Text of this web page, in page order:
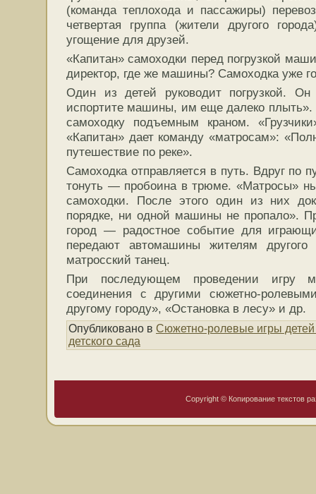
(команда теплохода и пассажиры)
четвертая группа (жители другого
угощение для друзей.
«Капитан» самоходки перед погрузкой
директор, где же машины? Самоходка уже
Один из детей руководит погрузкой.
испортите машины, им еще далеко плыть».
самоходку подъемным краном.
«Капитан» дает команду «матросам»:
путешествие по реке».
Самоходка отправляется в путь. Вдруг по
тонуть — пробоина в трюме. «Матросы»
самоходки. После этого один из них
порядке, ни одной машины не пропало».
город — радостное событие для
передают автомашины жителям другого
матросский танец.
При последующем проведении игру
соединения с другими сюжетно-
другому городу», «Остановка в лесу» и др.
Опубликовано в Сюжетно-ролевые игры детей
детского сада
Copyright © Копирование текстов